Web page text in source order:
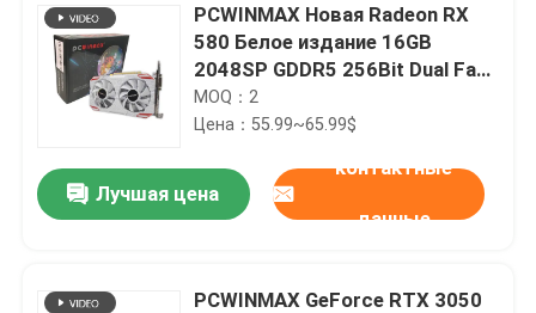
PCWINMAX Новая Radeon RX
580 Белое издание 16GB
2048SP GDDR5 256Bit Dual Fan
Desktop Графическая карта с
HD DVI DP Port GPU
MOQ：2
Цена：55.99~65.99$
Лучшая цена
контактные
данные
PCWINMAX GeForce RTX 3050